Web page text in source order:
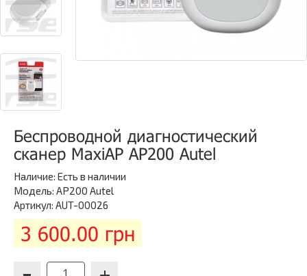
Беспроводной диагностический
сканер MaxiAP AP200 Autel
Наличие: Есть в наличии
Модель: AP200 Autel
Артикул: AUT-00026
3 600.00 грн